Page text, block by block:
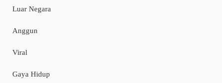
Luar Negara
Anggun
Viral
Gaya Hidup